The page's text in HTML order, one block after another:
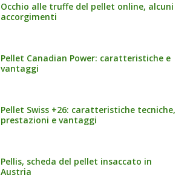
Occhio alle truffe del pellet online, alcuni
accorgimenti
Pellet Canadian Power: caratteristiche e
vantaggi
Pellet Swiss +26: caratteristiche tecniche,
prestazioni e vantaggi
Pellis, scheda del pellet insaccato in
Austria